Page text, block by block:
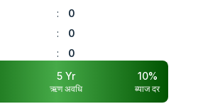
:
0
:
0
:
0
5Yr
ऋण अवधि
10%
ब्याज दर